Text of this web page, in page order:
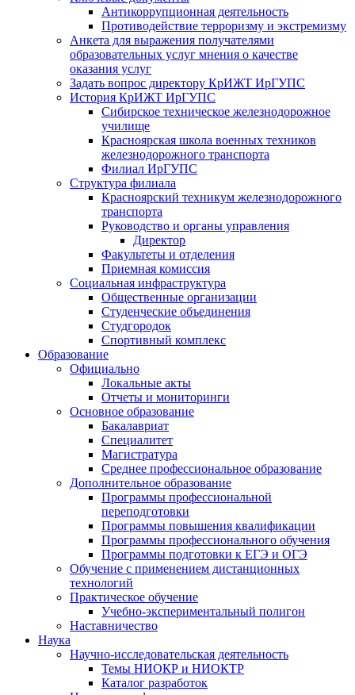
Антикоррупционная деятельность
Противодействие терроризму и экстремизму
Анкета для выражения получателями
образовательных услуг мнения о качестве
оказания услуг
Задать вопрос директору КрИЖТ ИрГУПС
История КрИЖТ ИрГУПС
Сибирское техническое железнодорожное
училище
Красноярская школа военных техников
железнодорожного транспорта
Филиал ИрГУПС
Структура филиала
Красноярский техникум железнодорожного
транспорта
Руководство и органы управления
Директор
Факультеты и отделения
Приемная комиссия
Социальная инфраструктура
Общественные организации
Студенческие объединения
Студгородок
Спортивный комплекс
Образование
Официально
Локальные акты
Отчеты и мониторинги
Основное образование
Бакалавриат
Специалитет
Магистратура
Среднее профессиональное образование
Дополнительное образование
Программы профессиональной
переподготовки
Программы повышения квалификации
Программы профессионального обучения
Программы подготовки к ЕГЭ и ОГЭ
Обучение с применением дистанционных
технологий
Практическое обучение
Учебно-экспериментальный полигон
Наставничество
Наука
Научно-исследовательская деятельность
Темы НИОКР и НИОКТР
Каталог разработок